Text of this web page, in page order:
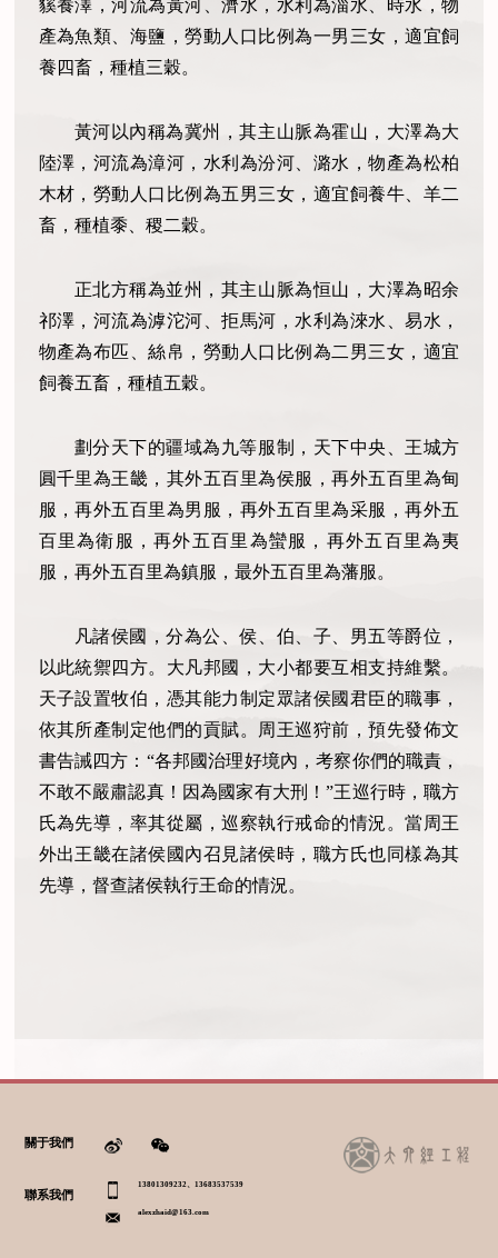
貕養澤，河流為黃河、濟水，水利為淄水、時水，物
產為魚類、海鹽，勞動人口比例為一男三女，適宜飼
養四畜，種植三穀。
黃河以內稱為冀州，其主山脈為霍山，大澤為大
陸澤，河流為漳河，水利為汾河、潞水，物產為松柏
木材，勞動人口比例為五男三女，適宜飼養牛、羊二
畜，種植黍、稷二穀。
正北方稱為並州，其主山脈為恒山，大澤為昭余
祁澤，河流為滹沱河、拒馬河，水利為淶水、易水，
物產為布匹、絲帛，勞動人口比例為二男三女，適宜
飼養五畜，種植五穀。
劃分天下的疆域為九等服制，天下中央、王城方
圓千里為王畿，其外五百里為侯服，再外五百里為甸
服，再外五百里為男服，再外五百里為采服，再外五
百里為衛服，再外五百里為蠻服，再外五百里為夷
服，再外五百里為鎮服，最外五百里為藩服。
凡諸侯國，分為公、侯、伯、子、男五等爵位，
以此統禦四方。大凡邦國，大小都要互相支持維繫。
天子設置牧伯，憑其能力制定眾諸侯國君臣的職事，
依其所產制定他們的貢賦。周王巡狩前，預先發佈文
書告誡四方：“各邦國治理好境內，考察你們的職責，
不敢不嚴肅認真！因為國家有大刑！”王巡行時，職方
氏為先導，率其從屬，巡察執行戒命的情況。當周王
外出王畿在諸侯國內召見諸侯時，職方氏也同樣為其
先導，督查諸侯執行王命的情況。
關于我們
聯系我們
13801309232、13683537539
alexzhaid@163.com